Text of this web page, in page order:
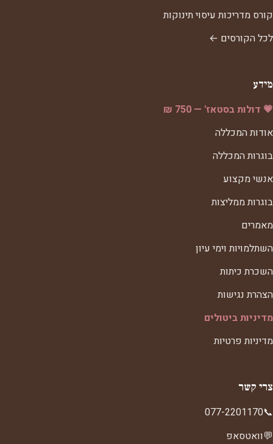
קורס מדריכות עיסוי תינוקות
לכל הקורסים ←
מידע
💗 דולות בסטאז' — 750 ₪
אודות המכללה
בוגרות המכללה
אנשי מקצוע
בוגרות ממליצות
מאמרים
השתלמויות וימי עיון
השכרת כיתות
הצהרת נגישות
מדיניות ביטולים
מדיניות פרטיות
צרי קשר
📞
077-2201170
💬וואטסאפ